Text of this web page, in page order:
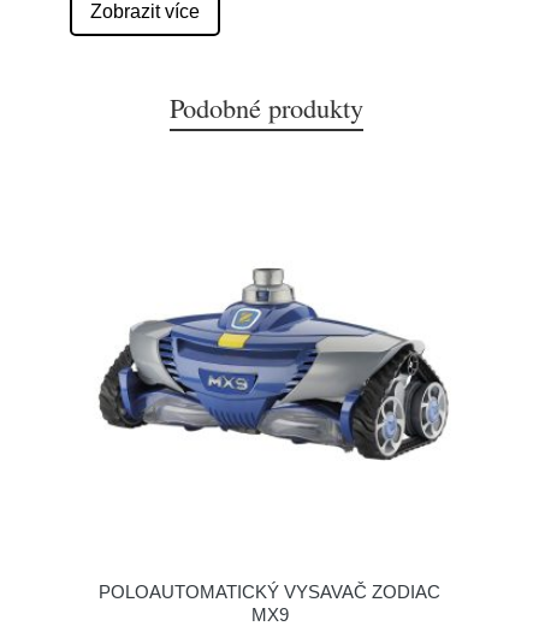
Zobrazit více
Podobné produkty
POLOAUTOMATICKÝ VYSAVAČ ZODIAC
MX9